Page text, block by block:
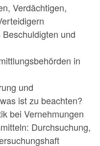
Verdächtigen,
und
in
und
ist zu beachten?
bei Vernehmungen
Durchsuchung,